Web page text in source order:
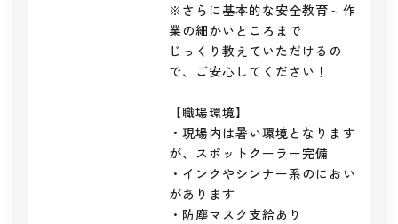
※さらに基本的な安全教育～作
業の細かいところまで
じっくり教えていただけるの
で、ご安心してください！
【職場環境】
・現場内は暑い環境となります
が、スポットクーラー完備
・インクやシンナー系のにおい
があります
・防塵マスク支給あり